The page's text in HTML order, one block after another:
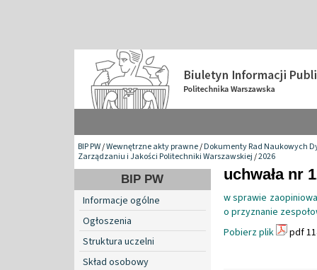
BIP PW/Wewnętrzne akty prawne/Dokumenty Rad Naukowych
Zarządzaniu i Jakości Politechniki Warszawskiej/2026
BIP PW
Informacje ogólne
Ogłoszenia
Struktura uczelni
Skład osobowy
uchwała nr
w sprawie
o przyznanie
Pobierz plik
pdf